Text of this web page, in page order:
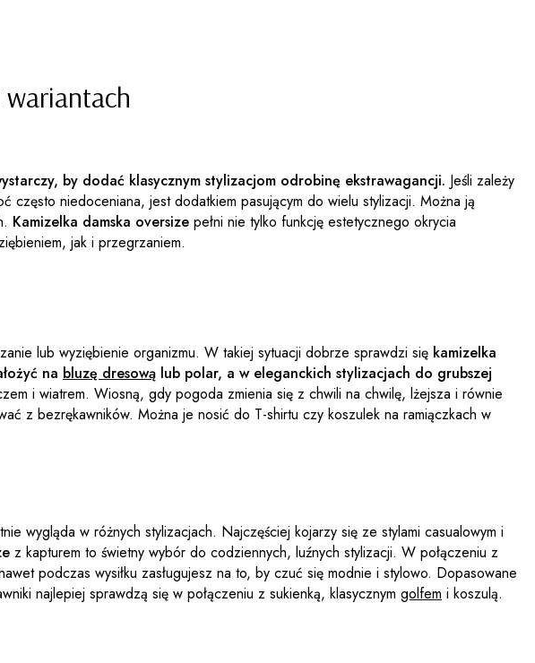
by dodać klasycznym stylizacjom odrobinę ekstrawagancji. Jeśli zależy
niedoceniana, jest dodatkiem pasującym do wielu stylizacji. Można ją
Kamizelka damska oversize pełni nie tylko funkcję estetycznego okrycia
jak i przegrzaniem.
lub wyziębienie organizmu. W takiej sytuacji dobrze sprawdzi się kamizelka
na bluzę dresową lub polar, a w eleganckich stylizacjach do grubszej
i wiatrem. Wiosną, gdy pogoda zmienia się z chwili na chwilę, lżejsza i równie
z bezrękawników. Można je nosić do T-shirtu czy koszulek na ramiączkach w
wygląda w różnych stylizacjach. Najczęściej kojarzy się ze stylami casualowym i
z kapturem to świetny wybór do codziennych, luźnych stylizacji. W połączeniu z
podczas wysiłku zasługujesz na to, by czuć się modnie i stylowo. Dopasowane
najlepiej sprawdzą się w połączeniu z sukienką, klasycznym golfem i koszulą.